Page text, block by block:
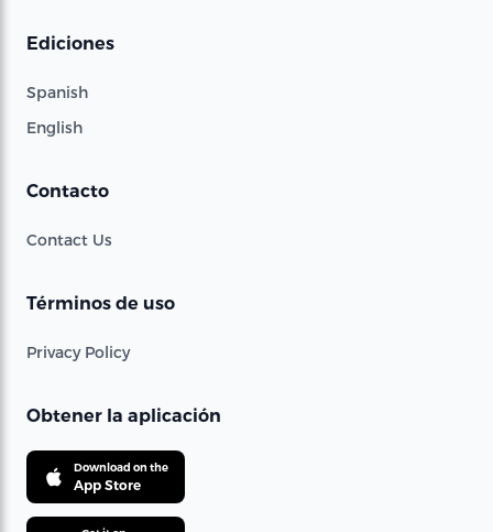
Ediciones
Spanish
English
Contacto
Contact Us
Términos de uso
Privacy Policy
Obtener la aplicación
Download on the
App Store